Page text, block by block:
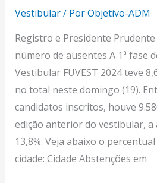
Vestibular/ PorObjetivo-ADM
Registro e Presidente
número de ausentes A 1ª fase
Vestibular FUVEST 2024 teve
no total neste domingo (19).
candidatos inscritos, houve
edição anterior do vestibular, a
13,8%. Veja abaixo o
cidade: Cidade Abstenções em